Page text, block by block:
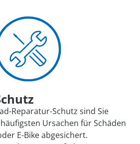
Reparatur-Schutz sind Sie
Ursachen für Schäden
E-Bike abgesichert.